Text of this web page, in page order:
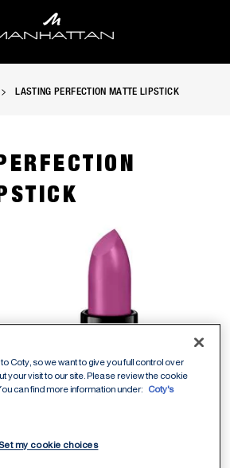
LASTING PERFECTION MATTE LIPSTICK
Matte Lipstick in 200 Pinky
Coty, so we want to give you full control over
your visit to our site. Please review the cookie
can find more information under:
Coty's
Set my cookie choices